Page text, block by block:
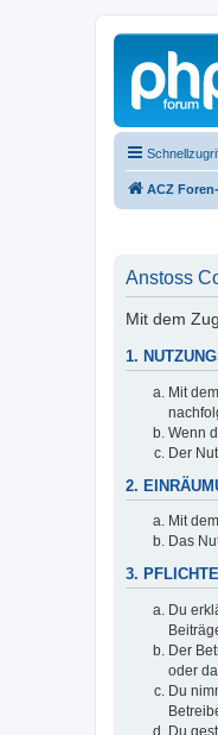
ACZ
Anstoss
Mit dem
1.
Mit
Wenn
Der
2.
Mit
Das
3.
Du
Der
oder
Du
Du